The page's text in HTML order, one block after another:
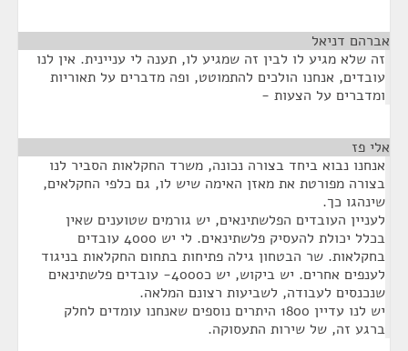
אברהם דניאל
זה שלא מגיע לו לבין זה שמגיע לו, תענה לי עניינית. אין לנו
עובדים, אנחנו הולכים להתמוטט, ופה מדברים על תאוריות
ומדברים על הצעות -
אלי פז
אנחנו נבוא ביחד בצורה נכונה, משרד החקלאות הסביר לנו
בצורה מפורטת את מאזן האימה שיש לו, גם כלפי החקלאים,
שינהגו כך.
לעניין העובדים הפלשתינאים, יש גורמים שטוענים שאין
בכלל יכולת להעסיק פלשתינאים. לי יש 4000 עובדים
בחקלאות. שר הבטחון גילה פתיחות בתחום החקלאות בניגוד
לענפים אחרים. יש ביקוש, יש כ4000- עובדים פלשתינאים
שנכנסים לעבודה, לשביעות רצונם המלאה.
יש לנו עדיין 1800 היתרים נוספים שאנחנו עומדים לחלק
ברגע זה, של שירות התעסוקה.